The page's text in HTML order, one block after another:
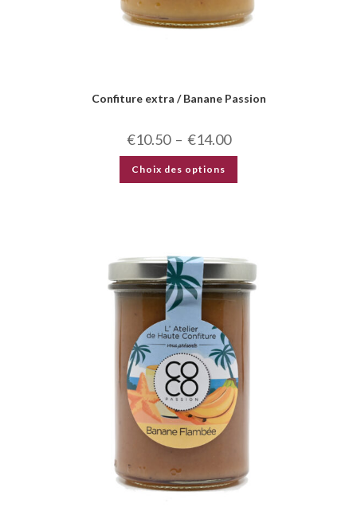
Confiture extra / Banane Passion
€10.50 – €14.00
Choix des options